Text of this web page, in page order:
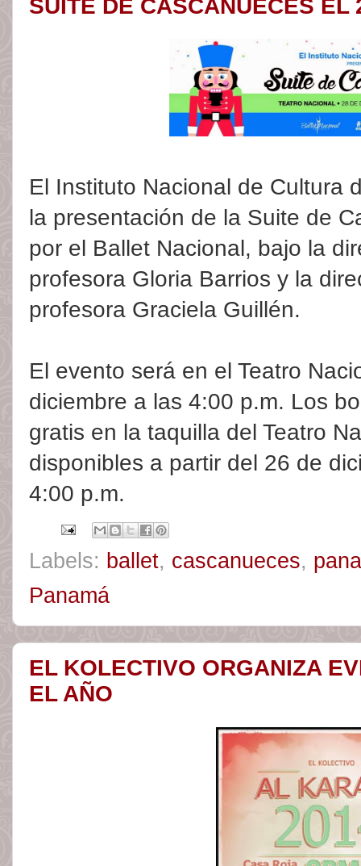
SUITE DE CASCANUECES EL
El Instituto Nacional de Cultura
la presentación de la Suite de
por el Ballet Nacional, bajo la
profesora Gloria Barrios y la
profesora Graciela Guillén.
El evento será en el Teatro
diciembre a las 4:00 p.m. Los
gratis en la taquilla del Teatro
disponibles a partir del 26 de
4:00 p.m.
Labels: ballet, cascanueces,
Panamá
EL KOLECTIVO ORGANIZA
EL AÑO